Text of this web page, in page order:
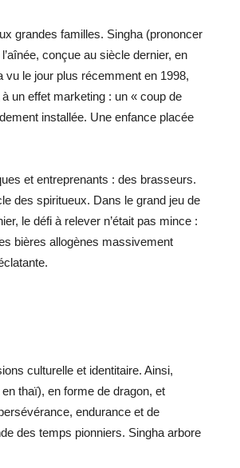
grandes familles. Singha (prononcer
conçue au siècle dernier, en
vu le jour plus récemment en 1998,
un effet marketing : un « coup de
installée. Une enfance placée
et entreprenants : des brasseurs.
des spiritueux. Dans le grand jeu de
le défi à relever n’était pas mince :
bières allogènes massivement
culturelle et identitaire. Ainsi,
thaï), en forme de dragon, et
endurance et de
des temps pionniers. Singha arbore